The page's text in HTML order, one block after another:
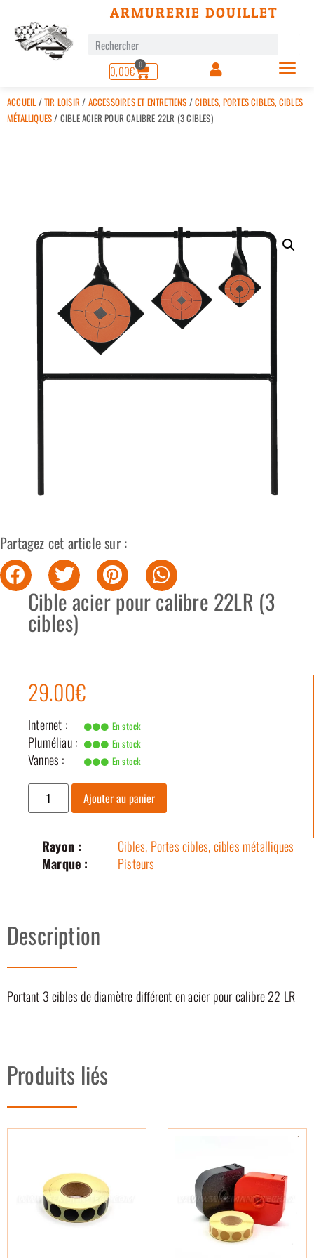
ARMURERIE DOUILLET
0,00€ 0
ACCUEIL /TIR LOISIR / ACCESSOIRES ET ENTRETIENS /CIBLES, PORTES CIBLES, CIBLES
MÉTALLIQUES/ CIBLE ACIER POUR CALIBRE 22LR (3 CIBLES)
Partagez cet article sur :
Cible acier pour calibre 22LR (3
cibles)
29.00€
Internet : En stock
Pluméliau : En stock
Vannes : En stock
Ajouter au panier
Rayon :
Cibles, Portes cibles, cibles métalliques
Marque :
Pisteurs
Description
Portant 3 cibles de diamètre différent en acier pour calibre 22 LR
Produits liés